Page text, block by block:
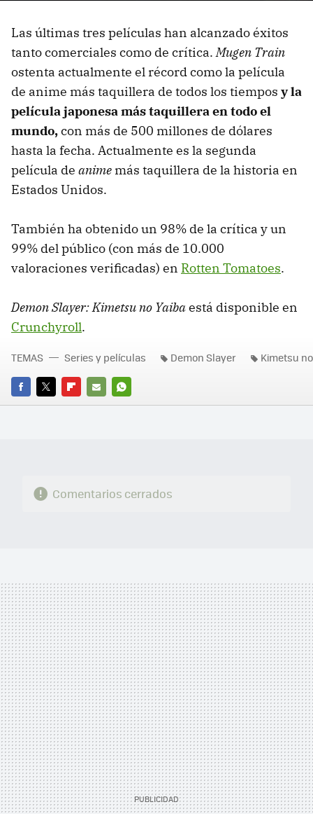
Las últimas tres películas han alcanzado éxitos
tanto comerciales como de crítica.Mugen Train
ostenta actualmente el récord como la película
de anime más taquillera de todos los tiempos y la
película japonesa más taquillera en todo el
mundo,con más de 500 millones de dólares
hasta la fecha. Actualmente es la segunda
película de anime más taquillera de la historia en
Estados Unidos.
También ha obtenido un 98% de la crítica y un
99% del público (con más de 10.000
valoraciones verificadas) en Rotten Tomatoes.
Demon Slayer: Kimetsu no Yaibaestá disponible en
Crunchyroll.
FACEBOOK
TWITTERFLIPBOARD
E-
WHATSAPP
TEMAS Series y películas Demon Slayer Kimetsu
Comentarios cerrados